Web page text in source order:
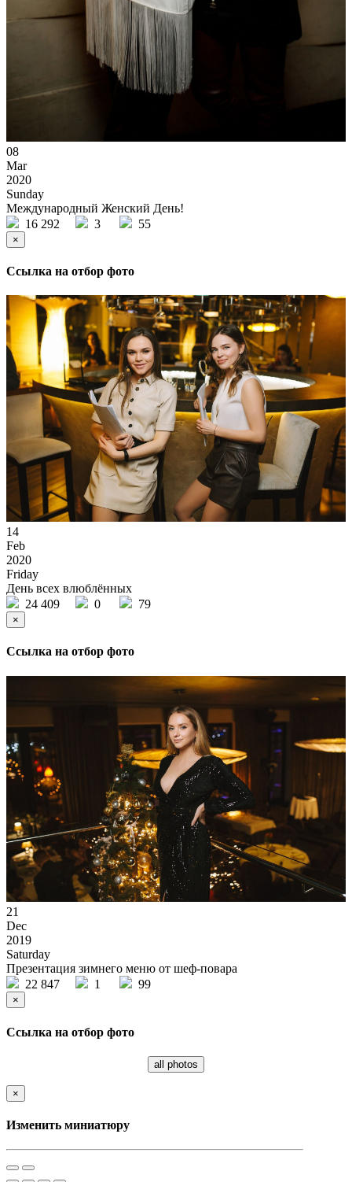
08
Mar
2020
Sunday
Международный Женский День!
16 292
3 55
×
Ссылка на отбор фото
14
Feb
2020
Friday
День всех влюблённых
24 409
0 79
×
Ссылка на отбор фото
21
Dec
2019
Saturday
Презентация зимнего меню от шеф-повара
22 847
1 99
×
Ссылка на отбор фото
all photos
×
Изменить миниатюру